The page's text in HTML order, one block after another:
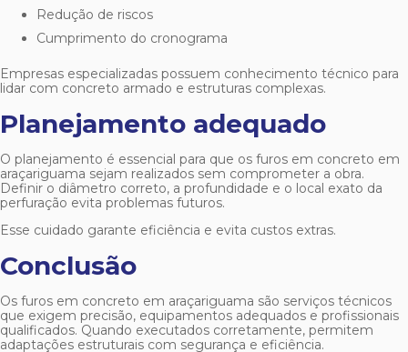
Redução de riscos
Cumprimento do cronograma
Empresas especializadas possuem conhecimento técnico para
lidar com concreto armado e estruturas complexas.
Planejamento adequado
O planejamento é essencial para que os furos em concreto em
araçariguama sejam realizados sem comprometer a obra.
Definir o diâmetro correto, a profundidade e o local exato da
perfuração evita problemas futuros.
Esse cuidado garante eficiência e evita custos extras.
Conclusão
Os furos em concreto em araçariguama são serviços técnicos
que exigem precisão, equipamentos adequados e profissionais
qualificados. Quando executados corretamente, permitem
adaptações estruturais com segurança e eficiência.